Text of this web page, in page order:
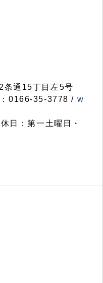
通15丁目左5号
0166-35-3778 / w
日：第一土曜日・